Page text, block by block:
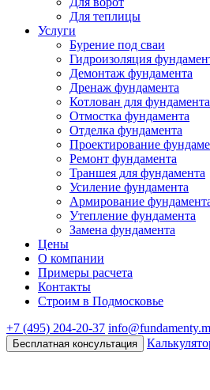
Для теплицы
Услуги
Бурение под сваи
Гидроизоляция
Демонтаж фундамента
Дренаж фундамента
Котлован для фундамента
Отмостка фундамента
Отделка фундамента
Проектирование
Ремонт фундамента
Траншея для фундамента
Усиление фундамента
Армирование
Утепление фундамента
Замена фундамента
Цены
О компании
Примеры расчета
Контакты
Строим в Подмосковье
+7 (495) 204-20-37
Бесплатная консультация